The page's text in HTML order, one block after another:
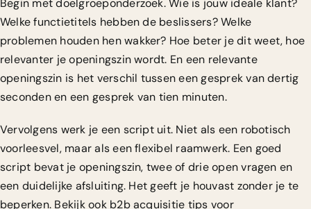
Welke functietitels hebben de beslissers? Welke
problemen houden hen wakker? Hoe beter je dit weet, hoe
relevanter je openingszin wordt. En een relevante
openingszin is het verschil tussen een gesprek van dertig
seconden en een gesprek van tien minuten.
Vervolgens werk je een script uit. Niet als een robotisch
voorleesvel, maar als een flexibel raamwerk. Een goed
script bevat je openingszin, twee of drie open vragen en
een duidelijke afsluiting. Het geeft je houvast zonder je te
beperken. Bekijk ook b2b acquisitie tips voor